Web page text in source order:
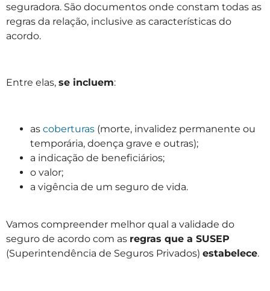
seguradora. São documentos onde constam todas as
regras da relação, inclusive as características do
acordo.
Entre elas, se incluem:
as coberturas (morte, invalidez permanente ou
temporária, doença grave e outras);
a indicação de beneficiários;
o valor;
a vigência de um seguro de vida.
Vamos compreender melhor qual a validade do
seguro de acordo com as regras que a SUSEP
(Superintendência de Seguros Privados) estabelece.